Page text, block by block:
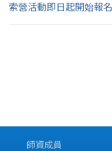
索營活動即日起開始報名
師資成員